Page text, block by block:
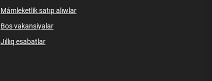
Mámleketlik satıp alıwlar
Bos vakansiyalar
Jıllıq esabatlar